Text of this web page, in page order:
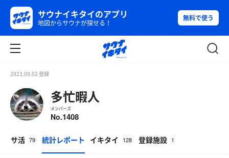
サウナイキタイのアプリ
地図からサウナが探せる！
無料で使う
2023.09.02 登録
多忙暇人
メンバーズ
No.1408
サ活 79 統計レポート イキタイ 128 登録施設 1